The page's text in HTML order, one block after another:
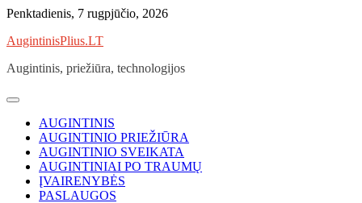
Skip
content
Penktadienis, 7 rugpjūčio, 2026
AugintinisPlius.LT
Augintinis, priežiūra, technologijos
AUGINTINIS
AUGINTINIO PRIEŽIŪRA
AUGINTINIO SVEIKATA
AUGINTINIAI PO TRAUMŲ
ĮVAIRENYBĖS
PASLAUGOS